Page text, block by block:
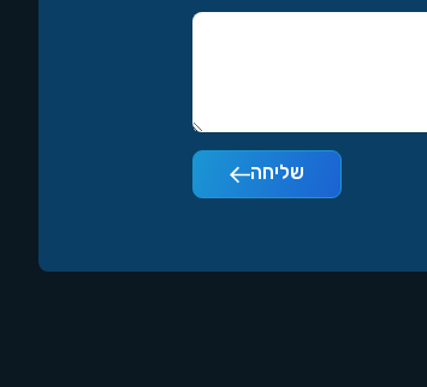
שליחה